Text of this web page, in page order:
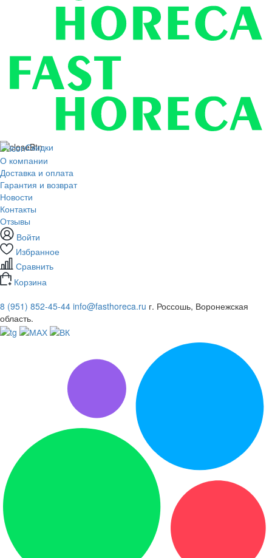
Скидки
О компании
Доставка и оплата
Гарантия и возврат
Новости
Контакты
Отзывы
Войти
Избранное
Сравнить
Корзина
8 (951) 852-45-44 info@fasthoreca.ru г. Россошь, Воронежская
область.